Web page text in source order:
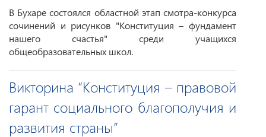
В Бухаре состоялся областной этап смотра-конкурса
сочинений и рисунков "Конституция – фундамент
нашего счастья" среди учащихся
общеобразовательных школ.
Викторина “Конституция – правовой
гарант социального благополучия и
развития страны”